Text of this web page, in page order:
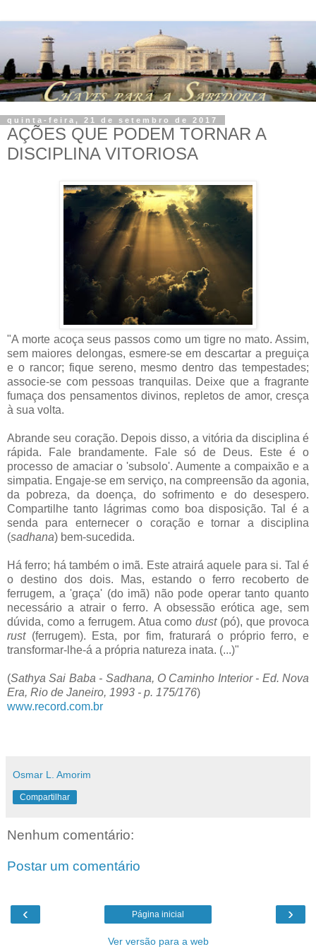
quinta-feira, 21 de setembro de 2017
AÇÕES QUE PODEM TORNAR A
DISCIPLINA VITORIOSA
"A morte acoça seus passos como um tigre no mato. Assim,
sem maiores delongas, esmere-se em descartar a preguiça
e o rancor; fique sereno, mesmo dentro das tempestades;
associe-se com pessoas tranquilas. Deixe que a fragrante
fumaça dos pensamentos divinos, repletos de amor, cresça
à sua volta.
Abrande seu coração. Depois disso, a vitória da disciplina é
rápida. Fale brandamente. Fale só de Deus. Este é o
processo de amaciar o 'subsolo'. Aumente a compaixão e a
simpatia. Engaje-se em serviço, na compreensão da agonia,
da pobreza, da doença, do sofrimento e do desespero.
Compartilhe tanto lágrimas como boa disposição. Tal é a
senda para enternecer o coração e tornar a disciplina
(sadhana) bem-sucedida.
Há ferro; há também o imã. Este atrairá aquele para si. Tal é
o destino dos dois. Mas, estando o ferro recoberto de
ferrugem, a 'graça' (do imã) não pode operar tanto quanto
necessário a atrair o ferro. A obsessão erótica age, sem
dúvida, como a ferrugem. Atua comodust (pó), que provoca
rust (ferrugem). Esta, por fim, fraturará o próprio ferro, e
transformar-lhe-á a própria natureza inata. (...)"
(Sathya Sai Baba - Sadhana, O Caminho Interior - Ed. Nova
Era, Rio de Janeiro, 1993 - p. 175/176)
www.record.com.br
Osmar L. Amorim
Compartilhar
Nenhum comentário:
Postar um comentário
‹ ›
Página inicial
Ver versão para a web